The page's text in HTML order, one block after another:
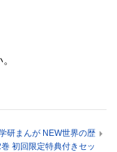
研まんが NEW世界の歴
初回限定特典付きセッ